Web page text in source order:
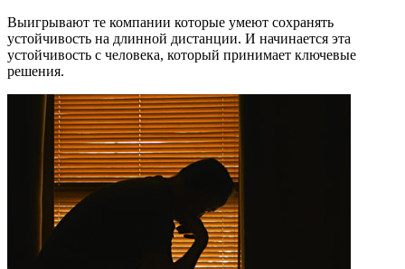
Выигрывают те компании которые умеют сохранять
устойчивость на длинной дистанции. И начинается эта
устойчивость с человека, который принимает ключевые
решения.